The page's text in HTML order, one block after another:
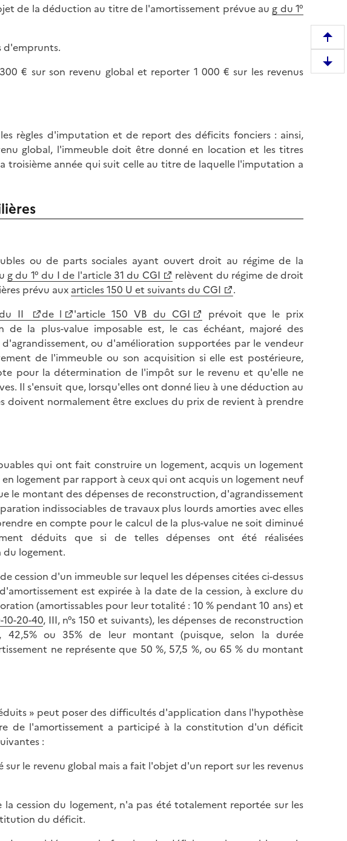
de la déduction au titre de l'amortissement prévue au g du 1°
d'emprunts.
€ sur son revenu global et reporter 1 000 € sur les revenus
règles d'imputation et de report des déficits fonciers : ainsi,
global, l'immeuble doit être donné en location et les titres
troisième année qui suit celle au titre de laquelle l'imputation a
ou de parts sociales ayant ouvert droit au régime de la
g du 1° du I de l'article 31 du CGI
relèvent du régime de droit
prévu aux articles 150 U et suivants du CGI
.
II de l 'article 150 VB du CGI
prévoit que le prix
la plus-value imposable est, le cas échéant, majoré des
ou d'amélioration supportées par le vendeur
de l'immeuble ou son acquisition si elle est postérieure,
pour la détermination de l'impôt sur le revenu et qu'elle ne
Il s'ensuit que, lorsqu'elles ont donné lieu à une déduction au
doivent normalement être exclues du prix de revient à prendre
qui ont fait construire un logement, acquis un logement
logement par rapport à ceux qui ont acquis un logement neuf
le montant des dépenses de reconstruction, d'agrandissement
indissociables de travaux plus lourds amorties avec elles
en compte pour le calcul de la plus-value ne soit diminué
déduits que si de telles dépenses ont été réalisées
du logement.
cession d'un immeuble sur lequel les dépenses citées ci-dessus
est expirée à la date de la cession, à exclure du
(amortissables pour leur totalité : 10 % pendant 10 ans) et
10-20-40, III, n°s 150 et suivants), les dépenses de reconstruction
42,5% ou 35% de leur montant (puisque, selon la durée
ne représente que 50 %, 57,5 %, ou 65 % du montant
» peut poser des difficultés d'application dans l'hypothèse
de l'amortissement a participé à la constitution d'un déficit
:
le revenu global mais a fait l'objet d'un report sur les revenus
cession du logement, n'a pas été totalement reportée sur les
du déficit.
e
m
D